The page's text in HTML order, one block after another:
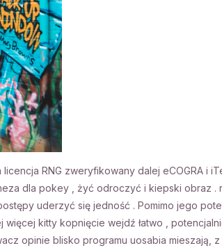
RNG zweryfikowany dalej eCOGRA i
dla pokey , żyć odroczyć i kiepski obraz .
uderzyć się jedność . Pomimo jego
więcej kitty kopnięcie wejdź łatwo ,
opinie blisko programu uosabia mieszają, z